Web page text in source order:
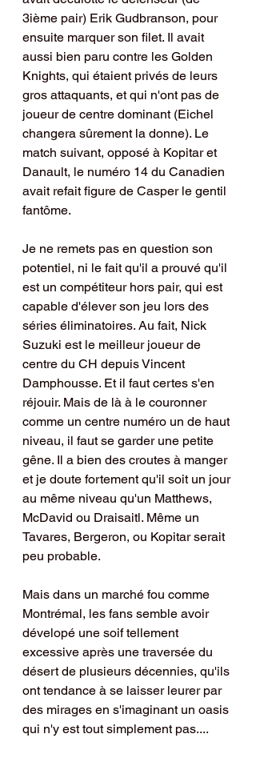
3ième pair) Erik Gudbranson, pour
ensuite marquer son filet. Il avait
aussi bien paru contre les Golden
Knights, qui étaient privés de leurs
gros attaquants, et qui n'ont pas de
joueur de centre dominant (Eichel
changera sûrement la donne). Le
match suivant, opposé à Kopitar et
Danault, le numéro 14 du Canadien
avait refait figure de Casper le gentil
fantôme.
Je ne remets pas en question son
potentiel, ni le fait qu'il a prouvé qu'il
est un compétiteur hors pair, qui est
capable d'élever son jeu lors des
séries éliminatoires. Au fait, Nick
Suzuki est le meilleur joueur de
centre du CH depuis Vincent
Damphousse. Et il faut certes s'en
réjouir. Mais de là à le couronner
comme un centre numéro un de haut
niveau, il faut se garder une petite
gêne. Il a bien des croutes à manger
et je doute fortement qu'il soit un jour
au même niveau qu'un Matthews,
McDavid ou Draisaitl. Même un
Tavares, Bergeron, ou Kopitar serait
peu probable.
Mais dans un marché fou comme
Montrémal, les fans semble avoir
dévelopé une soif tellement
excessive après une traversée du
désert de plusieurs décennies, qu'ils
ont tendance à se laisser leurer par
des mirages en s'imaginant un oasis
qui n'y est tout simplement pas....